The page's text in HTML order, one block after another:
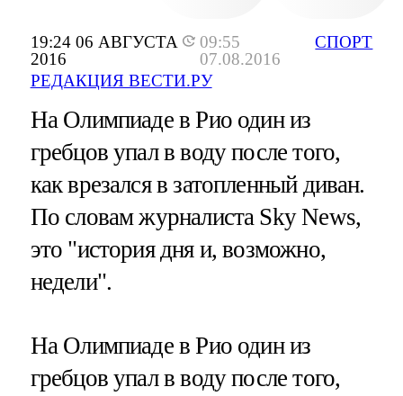
19:24 06 АВГУСТА
2016
09:55
07.08.2016
РЕДАКЦИЯ ВЕСТИ.РУ
СПОРТ
На Олимпиаде в Рио один из
гребцов упал в воду после того,
как врезался в затопленный диван.
По словам журналиста Sky News,
это "история дня и, возможно,
недели".
На Олимпиаде в Рио один из
гребцов упал в воду после того,